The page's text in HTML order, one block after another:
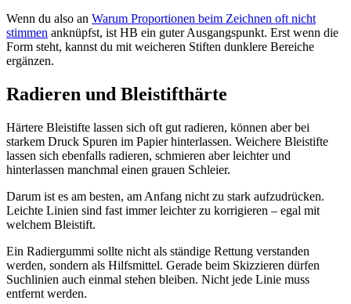
Wenn du also an Warum Proportionen beim Zeichnen oft nicht
stimmen anknüpfst, ist HB ein guter Ausgangspunkt. Erst wenn die
Form steht, kannst du mit weicheren Stiften dunklere Bereiche
ergänzen.
Radieren und Bleistifthärte
Härtere Bleistifte lassen sich oft gut radieren, können aber bei
starkem Druck Spuren im Papier hinterlassen. Weichere Bleistifte
lassen sich ebenfalls radieren, schmieren aber leichter und
hinterlassen manchmal einen grauen Schleier.
Darum ist es am besten, am Anfang nicht zu stark aufzudrücken.
Leichte Linien sind fast immer leichter zu korrigieren – egal mit
welchem Bleistift.
Ein Radiergummi sollte nicht als ständige Rettung verstanden
werden, sondern als Hilfsmittel. Gerade beim Skizzieren dürfen
Suchlinien auch einmal stehen bleiben. Nicht jede Linie muss
entfernt werden.